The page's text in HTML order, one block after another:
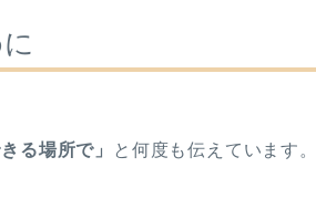
る場所で」 と何度も伝えています。